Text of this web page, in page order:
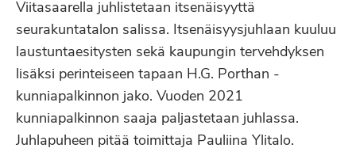
Viitasaarella juhlistetaan itsenäisyyttä
seurakuntatalon salissa. Itsenäisyysjuhlaan kuuluu
laustuntaesitysten sekä kaupungin tervehdyksen
lisäksi perinteiseen tapaan H.G. Porthan -
kunniapalkinnon jako. Vuoden 2021
kunniapalkinnon saaja paljastetaan juhlassa.
Juhlapuheen pitää toimittaja Pauliina Ylitalo.